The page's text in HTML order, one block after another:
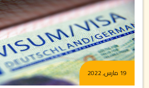
19 مارس, 2022